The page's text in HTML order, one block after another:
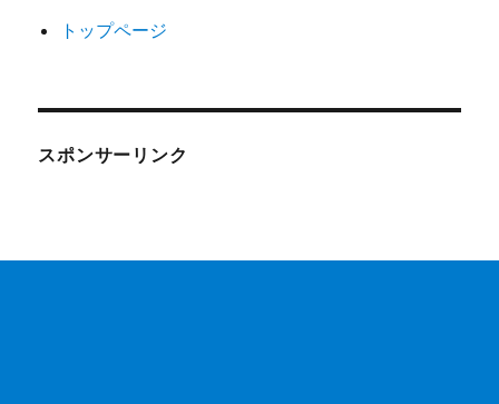
トップページ
スポンサーリンク